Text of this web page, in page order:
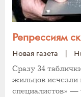
Репрессиям
Новая газета
Сразу 34
жильцов исчезли
специалистов» —